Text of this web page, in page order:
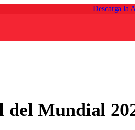
Descarga la
Mundial